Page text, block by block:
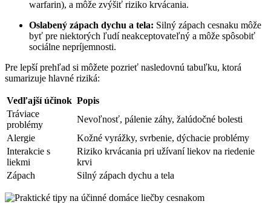
warfarin), a môže zvýšiť riziko krvácania.
Oslabený zápach dychu a tela: Silný zápach cesnaku môže
byť pre niektorých ľudí neakceptovateľný a môže spôsobiť
sociálne nepríjemnosti.
Pre lepší prehľad si môžete pozrieť nasledovnú tabuľku, ktorá
sumarizuje hlavné riziká:
Vedľajší účinok Popis
Tráviace
problémy
Nevoľnosť, pálenie záhy, žalúdočné bolesti
Alergie
Kožné vyrážky, svrbenie, dýchacie problémy
Interakcie s
liekmi
Riziko krvácania pri užívaní liekov na riedenie
krvi
Zápach
Silný zápach dychu a tela